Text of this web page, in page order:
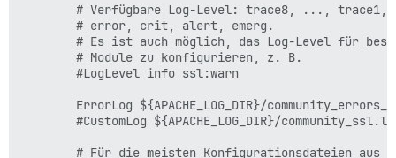
# Verfügbare Log-Level: trace8, ..., trace1,
        # error, crit, alert, emerg.
# Es ist auch möglich, das Log-Level für
        # Module zu konfigurieren, z. B.
        #LogLevel info ssl:warn
ErrorLog ${APACHE_LOG_DIR}/
#CustomLog ${APACHE_LOG_DIR}/
# Für die meisten Konfigurationsdateien aus